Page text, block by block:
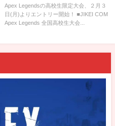
決定！2月3日(月)エントリー開
始！
Apex Legendsの高校生限定大会、２月３
日(月)よりエントリー開始！ ■JIKEI COM
Apex Legends 全国高校生大会...